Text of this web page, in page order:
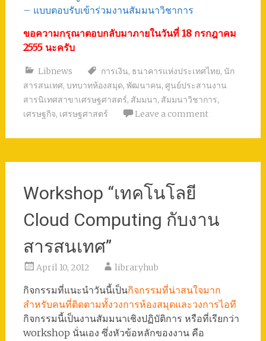
– แบบตอบรับเข้าร่วมงานสัมมนาวิชาการ
ขอความกรุณาตอบกลับมาภายในวันที่ 18 กรกฎาคม
2555 นะครับ
Libnews การเงิน, ธนาคารแห่งประเทศไทย, นัก
สารสนเทศ, บทบาทห้องสมุด, พัฒนาคน, ศูนย์ประสานงาน
สารนิเทศสาขาเศรษฐศาสตร์, สัมมนา, สัมมนาวิชาการ,
เศรษฐกิจ, เศรษฐศาสตร์ Leave a comment
Workshop “เทคโนโลยี
Cloud Computing กับงาน
สารสนเทศ”
April 10, 2012 libraryhub
กิจกรรมที่แนะนำวันนี้เป็นกิจกรรมที่น่าสนใจมาก
สำหรับคนที่ติดตามทั้งวงการห้องสมุดและวงการไอที
กิจกรรมนี้เป็นงานสัมมนาเชิงปฏิบัติการ หรือที่เรียกว่า
workshop นั่นเอง ซึ่งหัวข้อหลักของงาน คือ